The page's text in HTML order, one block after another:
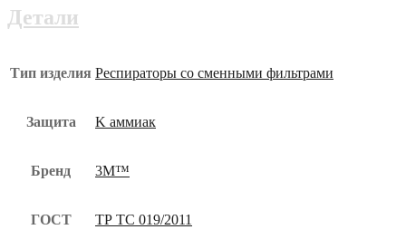
Детали
Тип изделия Респираторы со сменными фильтрами
Защита K аммиак
Бренд 3М™
ГОСТ ТР ТС 019/2011